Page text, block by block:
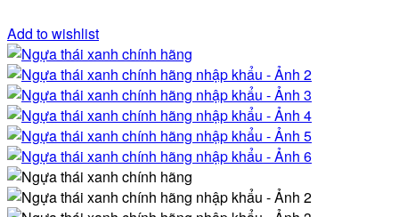
Add to wishlist